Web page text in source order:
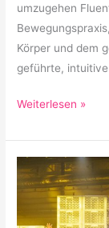
umzugehen
Körper und dem
geführte,
Weiterlesen »
Heart
Chor